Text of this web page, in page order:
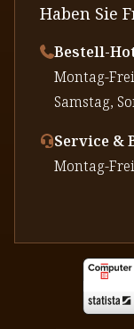
Haben Sie
Bestell-
⁠Montag-
⁠Samstag,
Service &
⁠Montag-